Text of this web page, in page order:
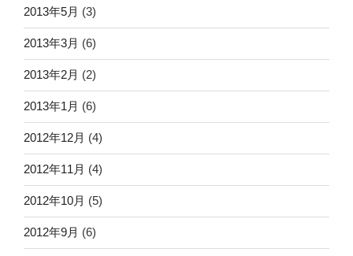
2013年5月 (3)
2013年3月 (6)
2013年2月 (2)
2013年1月 (6)
2012年12月 (4)
2012年11月 (4)
2012年10月 (5)
2012年9月 (6)